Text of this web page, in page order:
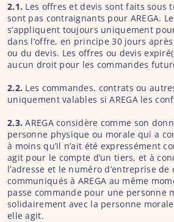
2.1. Les offres et devis sont faits sous
sont pas contraignants pour AREGA.
s’appliquent toujours uniquement
dans l’offre, en principe 30 jours après
ou du devis. Les offres ou devis
aucun droit pour les commandes
2.2. Les commandes, contrats ou
uniquement valables si AREGA les
2.3. AREGA considère comme son
personne physique ou morale qui a
à moins qu’il n’ait été expressément
agit pour le compte d’un tiers, et à
l’adresse et le numéro d’entreprise
communiqués à AREGA au même
passe commande pour une personne
solidairement avec la personne
elle agit.